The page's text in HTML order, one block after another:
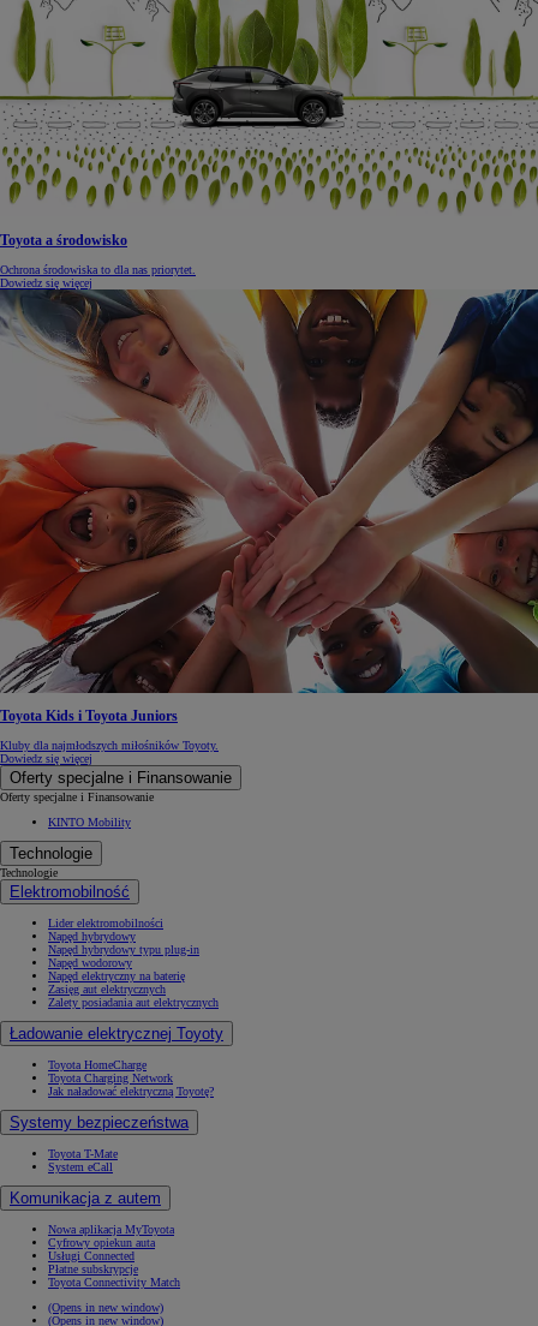
Toyota a środowisko
Ochrona środowiska to dla nas priorytet.
Dowiedz się więcej
Toyota Kids i Toyota Juniors
Kluby dla najmłodszych miłośników Toyoty.
Dowiedz się więcej
Oferty specjalne i Finansowanie
Oferty specjalne i Finansowanie
KINTO Mobility
Technologie
Technologie
Elektromobilność
Lider elektromobilności
Napęd hybrydowy
Napęd hybrydowy typu plug-in
Napęd wodorowy
Napęd elektryczny na baterię
Zasięg aut elektrycznych
Zalety posiadania aut elektrycznych
Ładowanie elektrycznej Toyoty
Toyota HomeCharge
Toyota Charging Network
Jak naładować elektryczną Toyotę?
Systemy bezpieczeństwa
Toyota T-Mate
System eCall
Komunikacja z autem
Nowa aplikacja MyToyota
Cyfrowy opiekun auta
Usługi Connected
Płatne subskrypcje
Toyota Connectivity Match
(Opens in new window)
(Opens in new window)